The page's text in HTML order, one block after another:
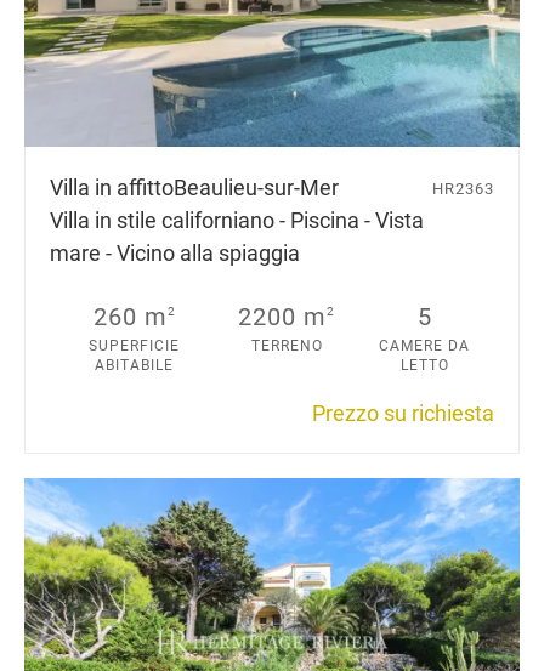
Villa in affittoBeaulieu-sur-Mer
Villa in stile californiano - Piscina - Vista
mare - Vicino alla spiaggia
HR2363
260 m2
SUPERFICIE
ABITABILE
2200 m2
TERRENO
5
CAMERE DA
LETTO
Prezzo su richiesta